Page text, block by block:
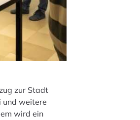
zur Stadt
und weitere
wird ein